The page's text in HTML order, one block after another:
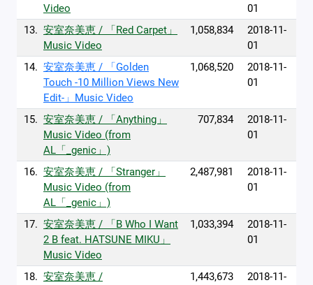
Video
01
13. 安室奈美恵 / 「Red Carpet」
Music Video
1,058,834
2018-11-
01
14. 安室奈美恵 / 「Golden
Touch -10 Million Views New
Edit-」Music Video
1,068,520
2018-11-
01
15. 安室奈美恵 / 「Anything」
Music Video (from
AL「_genic」)
707,834
2018-11-
01
16. 安室奈美恵 / 「Stranger」
Music Video (from
AL「_genic」)
2,487,981
2018-11-
01
17. 安室奈美恵 / 「B Who I Want
2 B feat. HATSUNE MIKU」
Music Video
1,033,394
2018-11-
01
18. 安室奈美恵 /
1,443,673
2018-11-